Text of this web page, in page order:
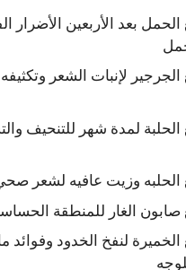
بعد الأربعين الأضرار
لإنبات الشعر وتكثيفه
لمدة شهر للتنحيف
الحلبه وزيت عافيه لشعر
الغار للمنطقة
لنفخ الخدود وفوائد